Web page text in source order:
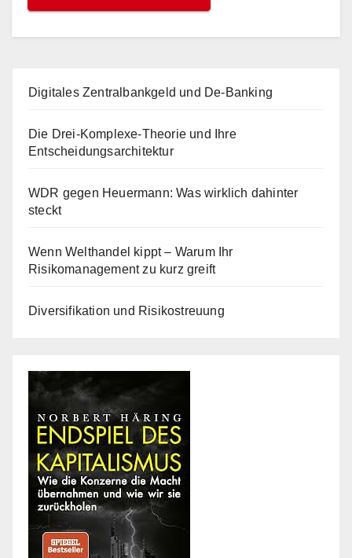
Digitales Zentralbankgeld und De-Banking
Die Drei-Komplexe-Theorie und Ihre
Entscheidungsarchitektur
WDR gegen Heuermann: Was wirklich dahinter
steckt
Wenn Welthandel kippt – Warum Ihr
Risikomanagement zu kurz greift
Diversifikation und Risikostreuung